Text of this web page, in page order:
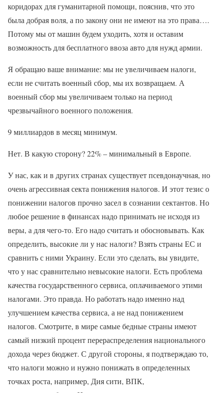
коридорах для гуманитарной помощи, пояснив, что это
была добрая воля, а по закону они не имеют на это права….
Потому мы от машин будем уходить, хотя и оставим
возможность для бесплатного ввоза авто для нужд армии.
Я обращаю ваше внимание: мы не увеличиваем налоги,
если не считать военный сбор, мы их возвращаем. А
военный сбор мы увеличиваем только на период
чрезвычайного военного положения.
9 миллиардов в месяц минимум.
Нет. В какую сторону? 22% – минимальный в Европе.
У нас, как и в других странах существует псевдонаучная, но
очень агрессивная секта понижения налогов. И этот тезис о
понижении налогов прочно засел в сознании сектантов. Но
любое решение в финансах надо принимать не исходя из
веры, а для чего-то. Его надо считать и обосновывать. Как
определить, высокие ли у нас налоги? Взять страны ЕС и
сравнить с ними Украину. Если это сделать, вы увидите,
что у нас сравнительно невысокие налоги. Есть проблема
качества государственного сервиса, оплачиваемого этими
налогами. Это правда. Но работать надо именно над
улучшением качества сервиса, а не над понижением
налогов. Смотрите, в мире самые бедные страны имеют
самый низкий процент перераспределения национального
дохода через бюджет. С другой стороны, я подтверждаю то,
что налоги можно и нужно понижать в определенных
точках роста, например, Дия сити, ВПК,